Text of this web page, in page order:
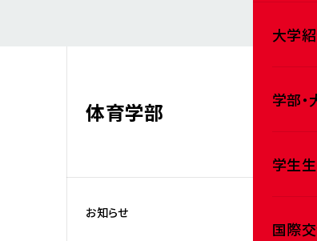
大学
学部
学生
国際
体育学部
お知らせ